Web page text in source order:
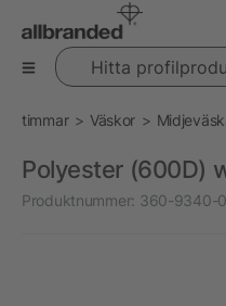
Hitta profilprodukter
timmar Väskor
Polyester (600D)
Produktnummer: 360-9340-